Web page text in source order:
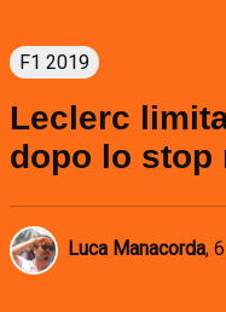
F1 2019
Leclerc
dopo lo stop
Luca Manacorda,